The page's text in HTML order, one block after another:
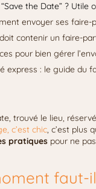
the Date” ? Utile
envoyer ses faire-
contenir un faire-
pour bien gérer
express : le guide du
trouvé le lieu,
c’est chic, c’est plus
pratiques pour ne